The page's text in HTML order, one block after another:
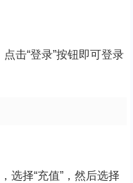
击“登录”按钮即可登录
选择“充值”，然后选择